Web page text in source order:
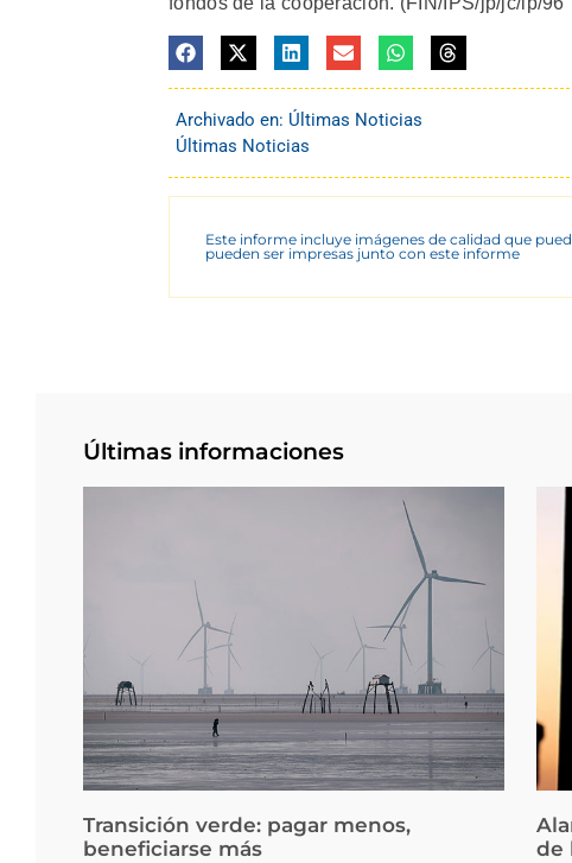
Archivado en: Últimas Noticias
Últimas Noticias
Este informe incluye imágenes de calidad que
pueden ser impresas junto con este informe
Últimas informaciones
Transición verde: pagar menos,
beneficiarse más
de